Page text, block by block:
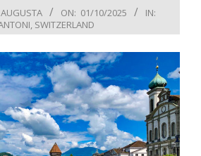
ON: 01/10/2025
IN:
, SWITZERLAND